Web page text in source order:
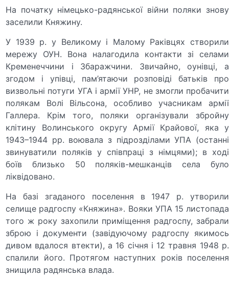
На початку німецько-радянської війни поляки знову
заселили Княжину.
У 1939 р. у Великому і Малому Раківцях створили
мережу ОУН. Вона налагодила контакти зі селами
Кременеччини і Збаражчини. Звичайно, оунівці, а
згодом і упівці, пам’ятаючи розповіді батьків про
визвольні потуги УГА і армії УНР, не змогли пробачити
полякам Волі Вільсона, особливо учасникам армії
Галлера. Крім того, поляки організували збройну
клітину Волинського округу Армії Крайової, яка у
1943–1944 рр. воювала з підрозділами УПА (останні
звинуватили поляків у співпраці з німцями); в ході
боїв близько 50 поляків-мешканців села було
ліквідовано.
На базі згаданого поселення в 1947 р. утворили
селище радгоспу «Княжина». Вояки УПА 15 листопада
того ж року захопили приміщення радгоспу, забрали
зброю і документи (завідуючому радгоспу якимось
дивом вдалося втекти), а 16 січня і 12 травня 1948 р.
спалили його. Протягом наступних років поселення
знищила радянська влада.